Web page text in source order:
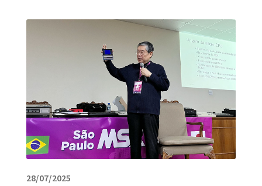
28/07/2025